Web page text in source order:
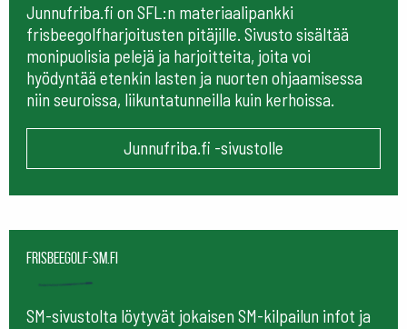
Junnufriba.fi on SFL:n materiaalipankki
frisbeegolfharjoitusten pitäjille. Sivusto sisältää
monipuolisia pelejä ja harjoitteita, joita voi
hyödyntää etenkin lasten ja nuorten ohjaamisessa
niin seuroissa, liikuntatunneilla kuin kerhoissa.
Junnufriba.fi -sivustolle
frisbeegolf-sm.fi
SM-sivustolta löytyvät jokaisen SM-kilpailun infot ja